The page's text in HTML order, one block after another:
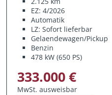
EZ: 4/2026
Automatik
LZ: Sofort lieferbar
Gelaendewagen/Pickup
Benzin
478 kW (650 PS)
333.000 €
MwSt. ausweisbar